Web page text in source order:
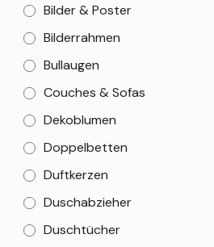
Bilder & Poster
Bilderrahmen
Bullaugen
Couches & Sofas
Dekoblumen
Doppelbetten
Duftkerzen
Duschabzieher
Duschtücher